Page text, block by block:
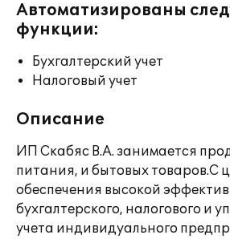
Автоматизированы
функции:
Бухгалтерский учет
Налоговый учет
Описание
ИП Скабяс В.А. занимается
питания, и бытовых товаров.С
обеспечения высокой
бухгалтерского, налогового и
учета индивидуального